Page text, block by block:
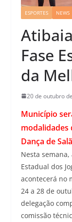
ESPORTES NEWS
Fase
da
20 de outubro
Município
modalidades
Dança de
Nesta
Estadual dos
acontecerá no
24 a 28 de
delegação
comissão